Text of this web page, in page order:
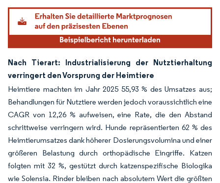
Nach Tierart: Industrialisierung der Nutztierhaltung
verringert den Vorsprung der Heimtiere
Heimtiere machten im Jahr 2025 55,93 % des Umsatzes aus;
Behandlungen für Nutztiere werden jedoch voraussichtlich eine
CAGR von 12,26 % aufweisen, eine Rate, die den Abstand
schrittweise verringern wird. Hunde repräsentierten 62 % des
Heimtierumsatzes dank höherer Dosierungsvolumina und einer
größeren Belastung durch orthopädische Eingriffe. Katzen
folgten mit 32 %, gestützt durch katzenspezifische Biologika
wie Solensia. Rinder bleiben nach absolutem Wert die größten